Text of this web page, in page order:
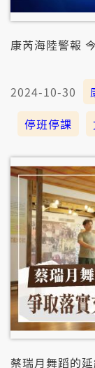
康芮海陸警報
2024-10-30
停班停課
蔡瑞月舞蹈的